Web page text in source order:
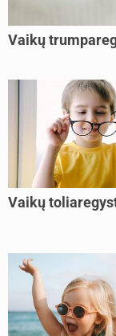
Vaikų
Vaikų